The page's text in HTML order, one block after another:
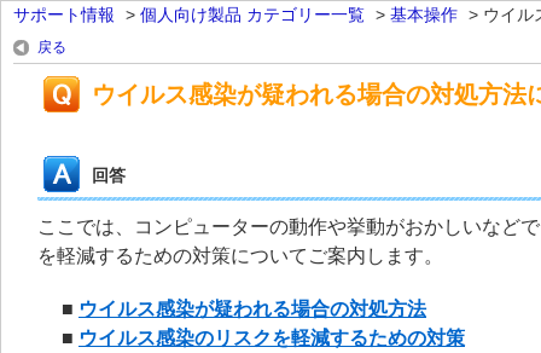
サポート情報 > 個人向け製品 カテゴリー一覧 > 基本操作 > ウイル
戻る
ウイルス感染が疑われる場合の対処方法
回答
ここでは、コンピューターの動作や挙動がおかしいなど
を軽減するための対策についてご案内します。
■ ウイルス感染が疑われる場合の対処方法
■ ウイルス感染のリスクを軽減するための対策